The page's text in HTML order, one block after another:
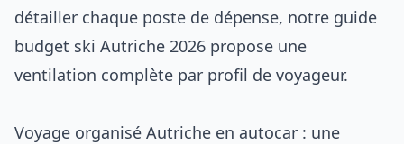
détailler chaque poste de dépense, notre guide
budget ski Autriche 2026 propose une
ventilation complète par profil de voyageur.
Voyage organisé Autriche en autocar : une